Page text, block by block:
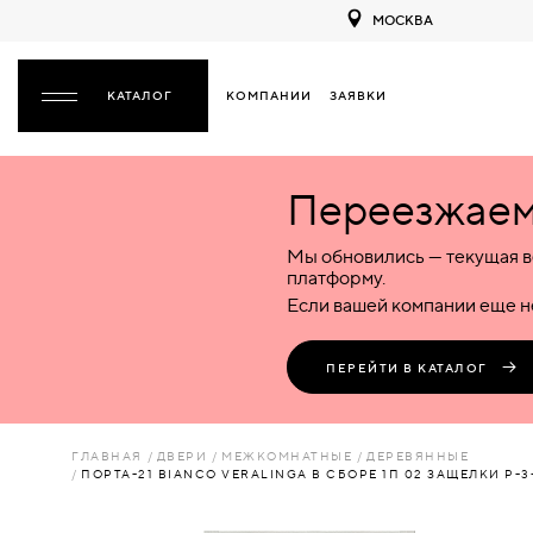
МОСКВА
КОМПАНИИ ЗАЯВКИ
НАЗАД
ПЛАСТИКОВЫЕ
КОМБИНИРОВАННЫЕ
ЛЮКИ
Межкомнатные
Деревянные
Пластиковые
Комбинированные
Входные
Металлические
Пластиковые
Стеклянные
Комбинированные
Специализированные
Металлические
Пластиковые
Стеклянные
Комбинированные
Мы обновились — текущая
платформу.
Если вашей компании еще
ПЕРЕЙТИ В КАТАЛОГ
ГЛАВНАЯ ДВЕРИ МЕЖКОМНАТНЫЕ
ДЕРЕВЯННЫЕ
ПОРТА-21 BIANCO VERALINGA В СБОРЕ 1П 02 ЗАЩЕЛКИ Р-